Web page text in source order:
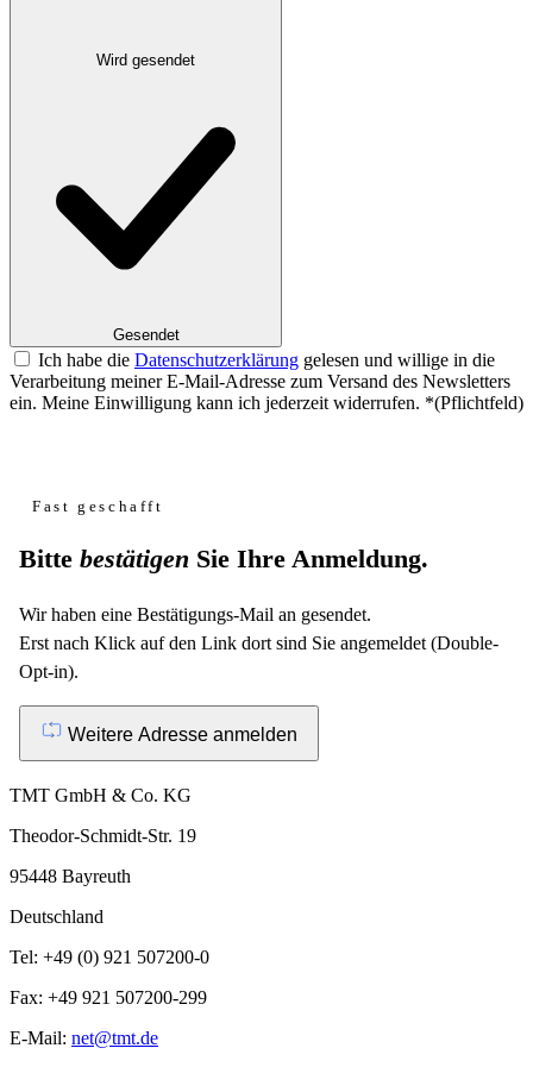
Gesendet
Ich habe die Datenschutzerklärung gelesen und willige in die
Verarbeitung meiner E-Mail-Adresse zum Versand des Newsletters
ein. Meine Einwilligung kann ich jederzeit widerrufen. *(Pflichtfeld)
Fast geschafft
Bitte bestätigen Sie Ihre Anmeldung.
Wir haben eine Bestätigungs-Mail an gesendet.
Erst nach Klick auf den Link dort sind Sie angemeldet (Double-
Opt-in).
Weitere Adresse anmelden
TMT GmbH & Co. KG
Theodor-Schmidt-Str. 19
95448 Bayreuth
Deutschland
Tel: +49 (0) 921 507200-0
Fax: +49 921 507200-299
E-Mail: net@tmt.de